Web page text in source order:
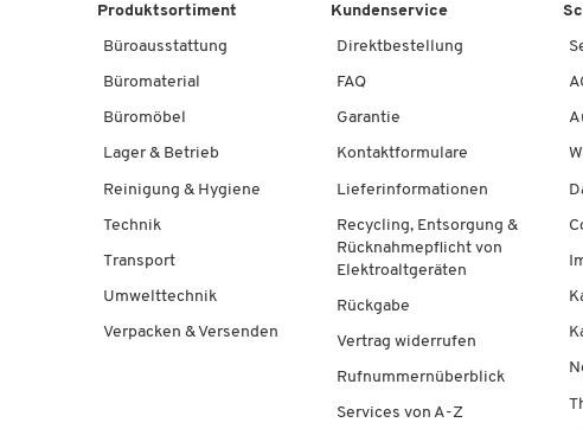
Produktsortiment
Büroausstattung
Büromaterial
Büromöbel
Lager & Betrieb
Reinigung & Hygiene
Technik
Transport
Umwelttechnik
Verpacken & Versenden
Kundenservice
Direktbestellung
FAQ
Garantie
Kontaktformulare
Lieferinformationen
Recycling, Entsorgung &
Rücknahmepflicht von
Elektroaltgeräten
Rückgabe
Vertrag widerrufen
Rufnummernüberblick
Services von A-Z